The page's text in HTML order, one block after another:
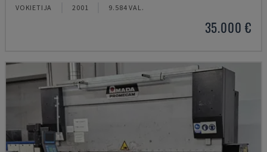
VOKIETIJA 2001 9.584 VAL.
35.000 €